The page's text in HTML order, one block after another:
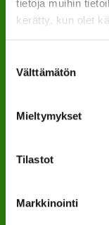
tietoja muihin
kerätty, kun olet
valinta
Välttämätön
Mieltymykset
Tilastot
Markkinointi
Maaseudun
00180 Helsinki
puh.0400 789